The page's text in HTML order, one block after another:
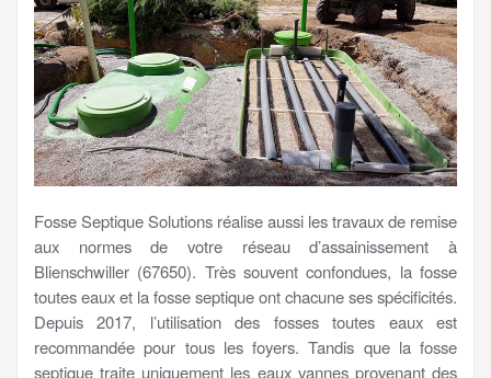
Fosse Septique Solutions réalise aussi les travaux de remise
aux normes de votre réseau d’assainissement à
Blienschwiller (67650). Très souvent confondues, la fosse
toutes eaux et la fosse septique ont chacune ses spécificités.
Depuis 2017, l’utilisation des fosses toutes eaux est
recommandée pour tous les foyers. Tandis que la fosse
septique traite uniquement les eaux vannes provenant des